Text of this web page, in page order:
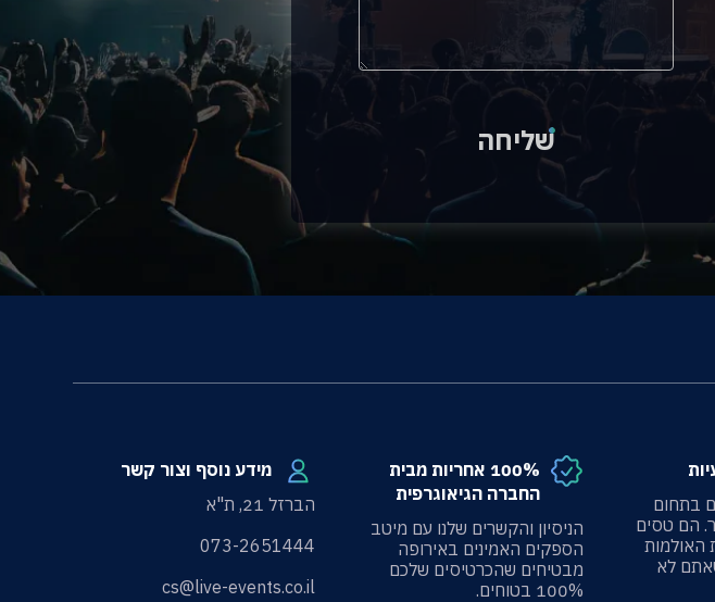
שליחה
בתחום
הם טסים
האולמות
לא
100% אחריות מבית
החברה הגיאוגרפית
הניסיון והקשרים שלנו עם מיטב
הספקים האמינים באירופה
מבטיחים שהכרטיסים שלכם
100% בטוחים.
מידע נוסף וצור קשר
הברזל 21, ת"א
073-2651444
cs@live-events.co.il